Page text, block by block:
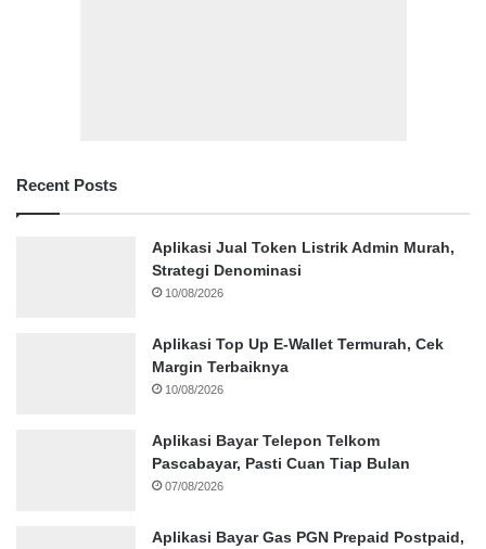
Recent Posts
Aplikasi Jual Token Listrik Admin Murah,
Strategi Denominasi
10/08/2026
Aplikasi Top Up E-Wallet Termurah, Cek
Margin Terbaiknya
10/08/2026
Aplikasi Bayar Telepon Telkom
Pascabayar, Pasti Cuan Tiap Bulan
07/08/2026
Aplikasi Bayar Gas PGN Prepaid Postpaid,